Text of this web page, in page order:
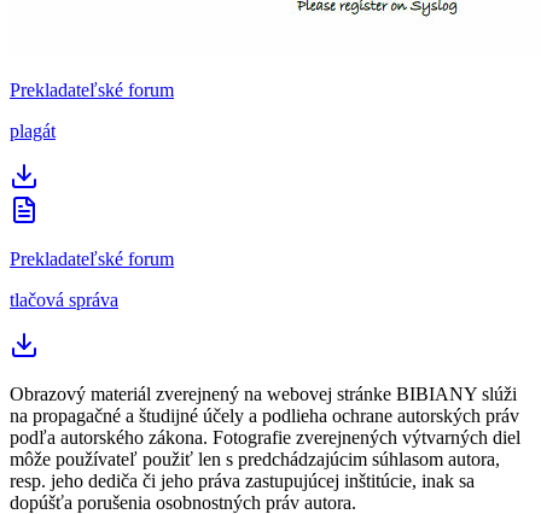
Prekladateľské forum
plagát
Prekladateľské forum
tlačová správa
Obrazový materiál zverejnený na webovej stránke BIBIANY slúži
na propagačné a študijné účely a podlieha ochrane autorských práv
podľa autorského zákona. Fotografie zverejnených výtvarných diel
môže používateľ použiť len s predchádzajúcim súhlasom autora,
resp. jeho dediča či jeho práva zastupujúcej inštitúcie, inak sa
dopúšťa porušenia osobnostných práv autora.